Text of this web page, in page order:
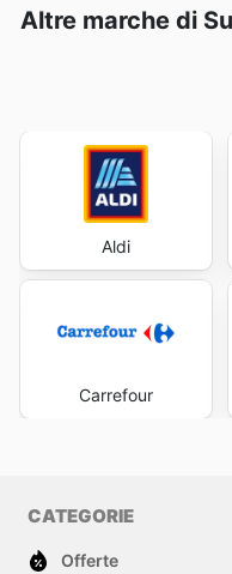
Altre marche di
Aldi
Carrefour
CATEGORIE
Offerte